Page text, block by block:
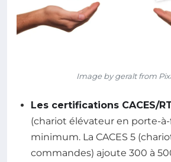
Image by geralt from
Les certifications CACES/
(chariot élévateur en porte-
minimum. La CACES 5
commandes) ajoute 300 à